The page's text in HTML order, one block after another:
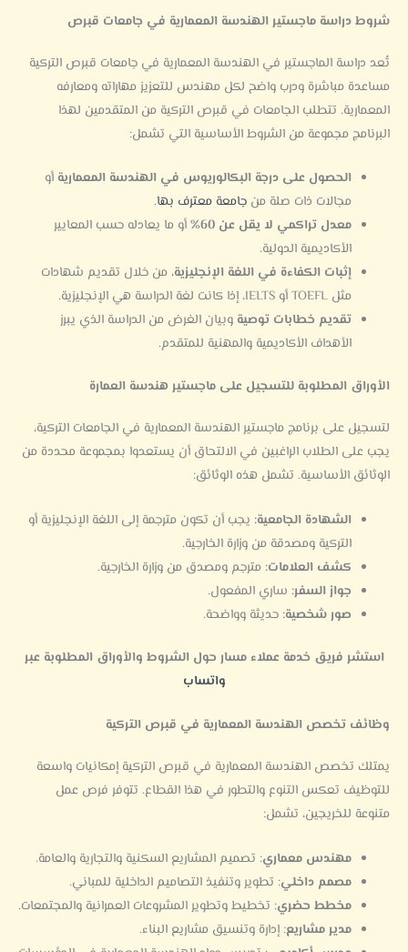
شروط دراسة ماجستير الهندسة المعمارية في جامعات قبرص
تُعد دراسة الماجستير في الهندسة المعمارية في جامعات قبرص التركية
مساعدة مباشرة ودرب واضح لكل مهندس للتعزيز مهاراته ومعارفه
المعمارية. تتطلب الجامعات في قبرص التركية من المتقدمين لهذا
البرنامج مجموعة من الشروط الأساسية التي تشمل:
الحصول على درجة البكالوريوس في الهندسة المعمارية أو
مجالات ذات صلة من جامعة معترف بها.
معدل تراكمي لا يقل عن 60%
أو ما يعادله حسب المعايير
الأكاديمية الدولية.
إثبات الكفاءة في اللغة الإنجليزية، من خلال تقديم شهادات
مثل TOEFL أو IELTS، إذا كانت لغة الدراسة هي الإنجليزية.
تقديم خطابات توصية وبيان الغرض من الدراسة الذي يبرز
الأهداف الأكاديمية والمهنية للمتقدم.
الأوراق المطلوبة للتسجيل على ماجستير هندسة العمارة
لتسجيل على برنامج ماجستير الهندسة المعمارية في الجامعات التركية،
يجب على الطلاب الراغبين في الالتحاق أن يستعدوا بمجموعة محددة من
الوثائق الأساسية. تشمل هذه الوثائق:
الشهادة الجامعية: يجب أن تكون مترجمة إلى اللغة الإنجليزية أو
التركية ومصدقة من وزارة الخارجية.
كشف العلامات: مترجم ومصدق من وزارة الخارجية.
جواز السفر: ساري المفعول.
صور شخصية: حديثة وواضحة.
استشر فريق خدمة عملاء مسار حول الشروط والأوراق المطلوبة عبر
واتساب
وظائف تخصص الهندسة المعمارية في قبرص التركية
يمتلك تخصص الهندسة المعمارية في قبرص التركية إمكانيات واسعة
للتوظيف تعكس التنوع والتطور في هذا القطاع. تتوفر فرص عمل
متنوعة للخريجين، تشمل:
مهندس معماري: تصميم المشاريع السكنية والتجارية والعامة.
مصمم داخلي: تطوير وتنفيذ التصاميم الداخلية للمباني.
مخطط حضري: تخطيط وتطوير المشروعات العمرانية والمجتمعات.
مدير مشاريع: إدارة وتنسيق مشاريع البناء.